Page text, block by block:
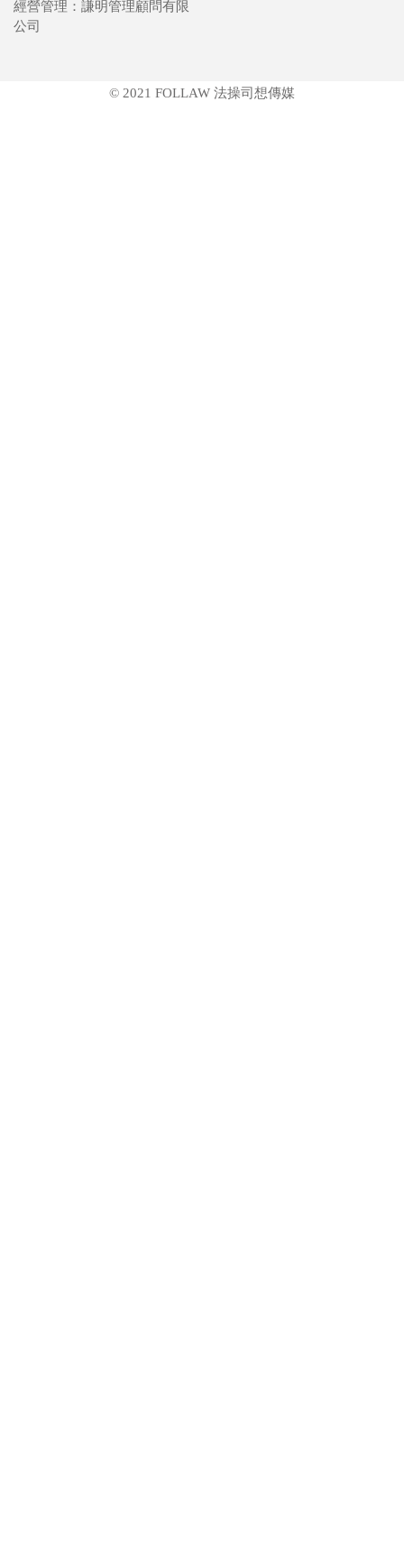
經營管理：謙明管理顧問有限
公司
© 2021 FOLLAW 法操司想傳媒